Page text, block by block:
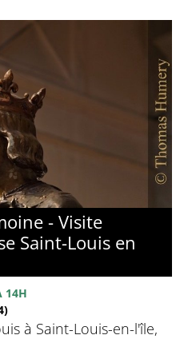
- Visite
Saint-Louis en
14H
à Saint-Louis-en-l'île,